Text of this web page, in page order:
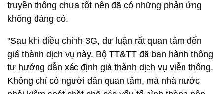
truyền thông chưa tốt nên đã có những phản ứng
không đáng có.
"Sau khi điều chỉnh 3G, dư luận rất quan tâm đến
giá thành dịch vụ này. Bộ TT&TT đã ban hành thông
tư hướng dẫn xác định giá thành dịch vụ viễn thông.
Không chỉ có người dân quan tâm, mà nhà nước